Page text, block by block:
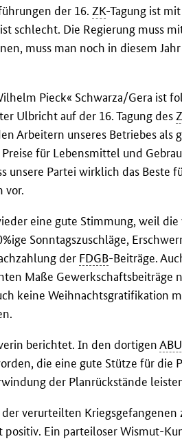
der 16. ZK-Tagung ist
schlecht. Die Regierung muss
muss man noch in diesem
Pieck« Schwarza/Gera ist
Ulbricht auf der 16. Tagung des
Arbeitern unseres Betriebes als
für Lebensmittel und
unsere Partei wirklich das Beste
vor.
eine gute Stimmung, weil
Sonntagszuschläge,
der FDGB-Beiträge.
Maße Gewerkschaftsbeiträge
keine Weihnachtsgratifikation
berichtet. In den dortigen
die eine gute Stütze für die
der Planrückstände
verurteilten
Ein parteiloser Wismut-